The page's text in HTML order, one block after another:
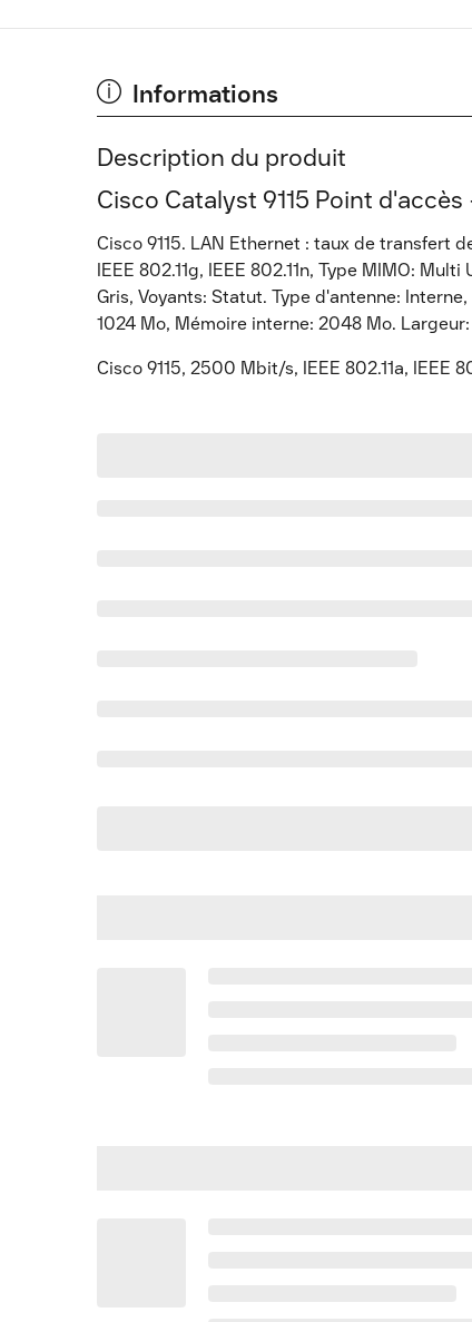
Informations
Description du produit
Cisco Catalyst 9115 Point
Cisco 9115. LAN Ethernet : taux de transfert
IEEE 802.11g, IEEE 802.11n, Type MIMO:
Gris, Voyants: Statut. Type d'antenne:
1024 Mo, Mémoire interne: 2048 Mo.
Cisco 9115, 2500 Mbit/s, IEEE 802.11a, IEEE